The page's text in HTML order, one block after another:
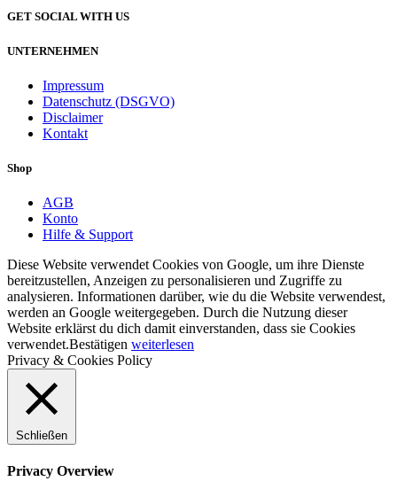
GET SOCIAL WITH US
UNTERNEHMEN
Impressum
Datenschutz (DSGVO)
Disclaimer
Kontakt
Shop
AGB
Konto
Hilfe & Support
Diese Website verwendet Cookies von Google, um ihre Dienste
bereitzustellen, Anzeigen zu personalisieren und Zugriffe zu
analysieren. Informationen darüber, wie du die Website verwendest,
werden an Google weitergegeben. Durch die Nutzung dieser
Website erklärst du dich damit einverstanden, dass sie Cookies
verwendet.Bestätigen weiterlesen
Privacy & Cookies Policy
Schließen
Privacy Overview